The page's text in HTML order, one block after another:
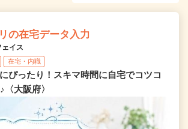
の在宅データ入力
イス
在宅・内職
ぴったり！スキマ時間に自宅でコツコ
大阪府〉